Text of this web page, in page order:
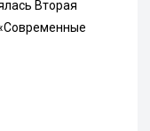
Вторая